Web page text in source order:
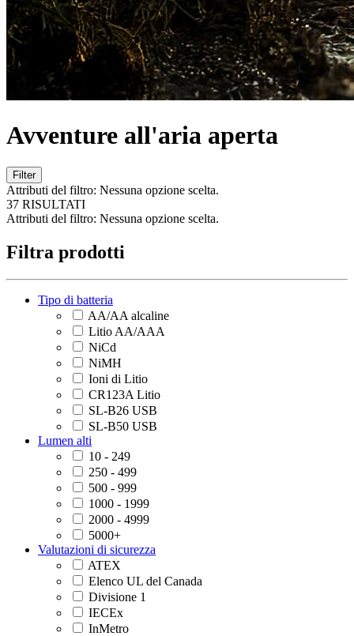
Avventure all'aria aperta
Filter
Attributi del filtro: Nessuna opzione scelta.
37 RISULTATI
Attributi del filtro: Nessuna opzione scelta.
Filtra prodotti
Tipo di batteria
AA/AA alcaline
Litio AA/AAA
NiCd
NiMH
Ioni di Litio
CR123A Litio
SL-B26 USB
SL-B50 USB
Lumen alti
10 - 249
250 - 499
500 - 999
1000 - 1999
2000 - 4999
5000+
Valutazioni di sicurezza
ATEX
Elenco UL del Canada
Divisione 1
IECEx
InMetro